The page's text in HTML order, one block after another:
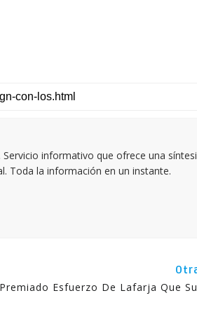
informativo que ofrece una
Toda la información en un instante.
Premiado Esfuerzo De Lafarja Que